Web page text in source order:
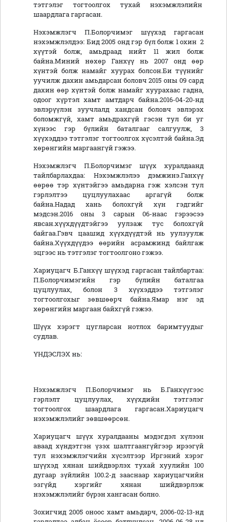
тэтгэлэг тогтоолгох тухай нэхэмжлэлийн
шаардлага гаргасан.
Нэхэмжлэгч П.Болорчимэг шүүхэд гаргасан
нэхэмжлэлдээ: Бид 2005 онд гэр бүл болж 1 охин 2
хүүтэй болж, амьдраад нийт 11 жил болж
байна.Миний нөхөр Ганхүү нь 2007 онд өөр
хүнтэй болж намайг хуурах болсон.Би түүнийг
уучилж дахин амьдарсан боловч 2015 оны 09 сард
дахин өөр хүнтэй болж намайг хуурахаас гадна,
одоог хүртэл хамт амтдарч байна.2016-04-20-нд
эвлэрүүлэн зуучлалд хандсан боловч эвлэрэх
боломжгүй, хамт амьдрахгүй гэсэн тул би уг
хүнээс гэр бүлийн баталгааг салгуулж, 3
хүүхэддээ тэтгэлэг тогтоолгох хүсэлтэй байна.Эд
хөрөнгийн маргаангүй гэжээ.
Нэхэмжлэгч П.Болорчимэг шүүх хуралдаанд
тайлбарлахдаа: Нэхэмжлэлээ дэмжинэ.Ганхүү
өөрөө тэр хүнтэйгээ амьдарна гэж хэлсэн тул
гэрлэлтээ цуцлуулахаас аргагүй болж
байна.Надад хань болохгүй хүн гэдгийг
мэдсэн.2016 оны 3 сарын 06-наас гэрээсээ
явсан.хүүхдүүдтэйгээ уулзаж тус болохгүй
байгаа.Гэвч цаашид хүүхдүүдтэй нь уулзуулж
байна.Хүүхдүүдээ өөрийн асрамжинд байлгаж
эцгээс нь тэтгэлэг тогтоолгоно гэжээ.
Хариуцагч Б.Ганхүү шүүхэд гаргасан тайлбартаа:
П.Болорчимэгийн гэр бүлийн баталгаа
цуцлуулах, болон 3 хүүхэддээ тэтгэлэг
тогтоолгохыг зөвшөөрч байна.Ямар нэг эд
хөрөнгийн маргаан байхгүй гэжээ.
Шүүх хэрэгт цугларсан нотлох баримтуудыг
судлав.
ҮНДЭСЛЭХ нь:
Нэхэмжлэгч П.Болорчимэг нь Б.Ганхүүгээс
гэрлэлт цуцлуулах, хүүхдийн тэтгэлэг
тогтоолгох шаардлага гаргасан.Хариуцагч
нэхэмжлэлийг зөвшөөрсөн.
Хариуцагч шүүх хуралдааны мэдэгдэл хүлээн
аваад хүндэтгэн үзэх шалтгаангүйгээр ирээгүй
тул нэхэмжлэгчийн хүсэлтээр Иргэний хэрэг
шүүхэд хянан шийдвэрлэх тухай хуулийн 100
дугаар зүйлийн 100.2-д зааснаар хариуцагчийн
эзгүйд хэргийг хянан шийдвэрлэж
нэхэмжлэлийг бүрэн хангасан болно.
Зохигчид 2005 оноос хамт амьдарч, 2006-02-13-нд